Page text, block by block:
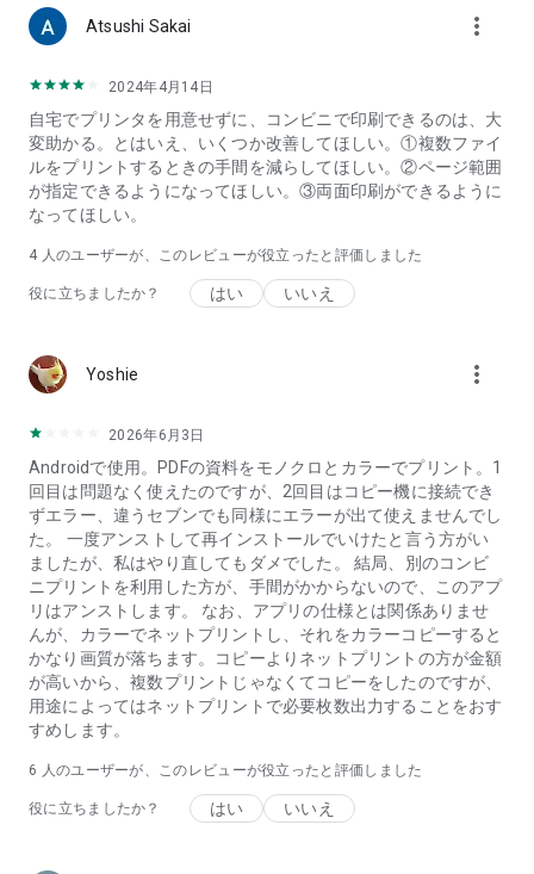
Atsushi Sakai more_vert
2024年4月14日
自宅でプリンタを用意せずに、コンビニで印刷できるのは、大
変助かる。とはいえ、いくつか改善してほしい。①複数ファイ
ルをプリントするときの手間を減らしてほしい。②ページ範囲
が指定できるようになってほしい。③両面印刷ができるように
なってほしい。
4 人のユーザーが、このレビューが役立ったと評価しました
役に立ちましたか？ はい いいえ
Yoshie more_vert
2026年6月3日
Androidで使用。PDFの資料をモノクロとカラーでプリント。1
回目は問題なく使えたのですが、2回目はコピー機に接続でき
ずエラー、違うセブンでも同様にエラーが出て使えませんでし
た。 一度アンストして再インストールでいけたと言う方がい
ましたが、私はやり直してもダメでした。 結局、別のコンビ
ニプリントを利用した方が、手間がかからないので、このアプ
リはアンストします。 なお、アプリの仕様とは関係ありませ
んが、カラーでネットプリントし、それをカラーコピーすると
かなり画質が落ちます。コピーよりネットプリントの方が金額
が高いから、複数プリントじゃなくてコピーをしたのですが、
用途によってはネットプリントで必要枚数出力することをおす
すめします。
6 人のユーザーが、このレビューが役立ったと評価しました
役に立ちましたか？ はい いいえ